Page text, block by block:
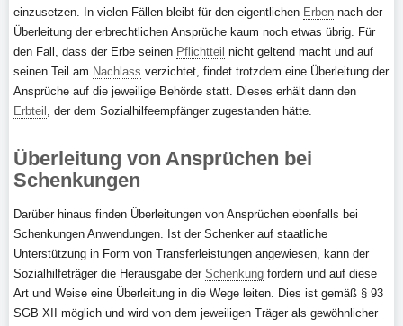
einzusetzen. In vielen Fällen bleibt für den eigentlichen Erben nach der
Überleitung der erbrechtlichen Ansprüche kaum noch etwas übrig. Für
den Fall, dass der Erbe seinen Pflichtteil nicht geltend macht und auf
seinen Teil am Nachlass verzichtet, findet trotzdem eine Überleitung der
Ansprüche auf die jeweilige Behörde statt. Dieses erhält dann den
Erbteil , der dem Sozialhilfeempfänger zugestanden hätte.
Überleitung von Ansprüchen bei
Schenkungen
Darüber hinaus finden Überleitungen von Ansprüchen ebenfalls bei
Schenkungen Anwendungen. Ist der Schenker auf staatliche
Unterstützung in Form von Transferleistungen angewiesen, kann der
Sozialhilfeträger die Herausgabe der Schenkung fordern und auf diese
Art und Weise eine Überleitung in die Wege leiten. Dies ist gemäß § 93
SGB XII möglich und wird von dem jeweiligen Träger als gewöhnlicher